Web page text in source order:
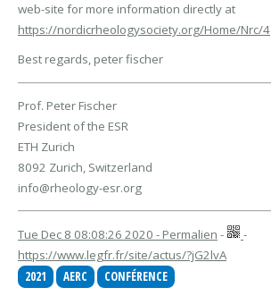
web-site for more information directly at
https://nordicrheologysociety.org/Home/Nrc/4
Best regards, peter fischer
Prof. Peter Fischer
President of the ESR
ETH Zurich
8092 Zurich, Switzerland
info@rheology-esr.org
Tue Dec 8 08:08:26 2020 - Permalien -
-
https://www.legfr.fr/site/actus/?jG2lvA
2021
AERC CONFÉRENCE